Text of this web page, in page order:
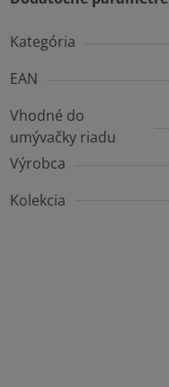
Kategória
EAN
Vhodné do
umývačky riadu
Výrobca
Kolekcia